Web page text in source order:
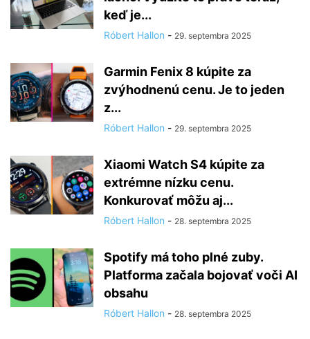
keď je...
Róbert Hallon - 29. septembra 2025
Garmin Fenix 8 kúpite za
zvýhodnenú cenu. Je to jeden
z...
Róbert Hallon - 29. septembra 2025
Xiaomi Watch S4 kúpite za
extrémne nízku cenu.
Konkurovať môžu aj...
Róbert Hallon - 28. septembra 2025
Spotify má toho plné zuby.
Platforma začala bojovať voči AI
obsahu
Róbert Hallon - 28. septembra 2025